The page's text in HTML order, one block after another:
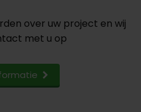
over uw project en wij
met u op